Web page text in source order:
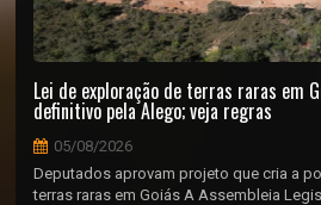
Lei de exploração de terras raras em
definitivo pela Alego; veja regras
05/08/2026
Deputados aprovam projeto que cria a
terras raras em Goiás A Assembleia